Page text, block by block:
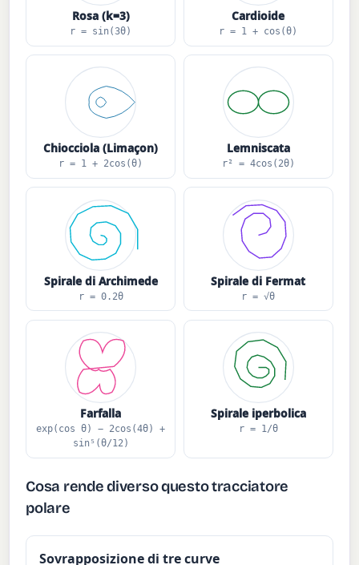
Rosa (k=3)
r = sin(3θ)
Cardioide
r = 1 + cos(θ)
Chiocciola (Limaçon)
r = 1 + 2cos(θ)
Lemniscata
r² = 4cos(2θ)
Spirale di Archimede
r = 0.2θ
Spirale di Fermat
r = √θ
Farfalla
exp(cos θ) − 2cos(4θ) +
sin⁵(θ/12)
Spirale iperbolica
r = 1/θ
Cosa rende diverso questo tracciatore
polare
Sovrapposizione di tre curve